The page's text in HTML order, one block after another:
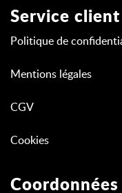
Service client
Politique de
Mentions légales
CGV
Cookies
Coordonnées